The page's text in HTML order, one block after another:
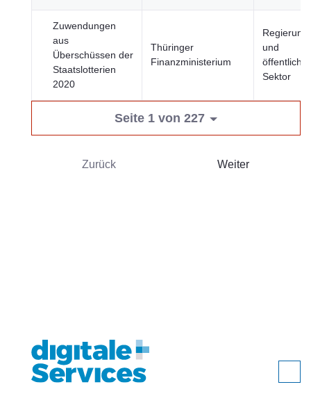
Zuwendungen
aus
Überschüssen der
Staatslotterien
2020
Thüringer
Finanzministerium
Regierung
und
öffentlicher
Sektor
Seite 1 von 227
Zurück Weiter